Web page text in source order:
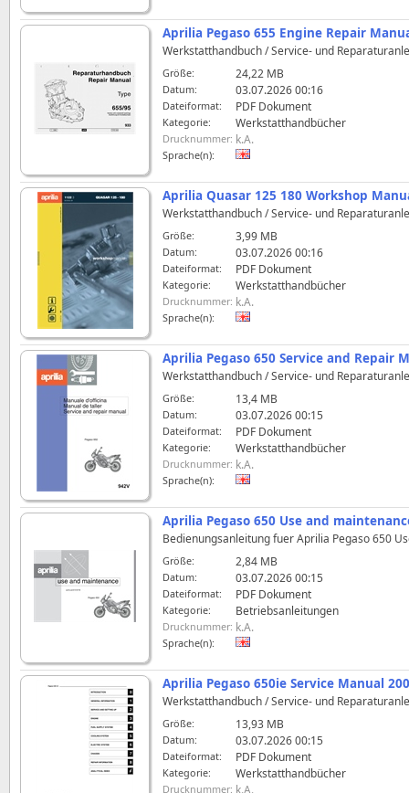
Aprilia Pegaso 655 Engine Repair
Werkstatthandbuch / Service- und
Größe: 24,22 MB
Datum: 03.07.2026 00:16
Dateiformat: PDF Dokument
Kategorie: Werkstatthandbücher
Drucknummer: k.A.
Sprache(n):
Aprilia Quasar 125 180 Workshop
Werkstatthandbuch / Service- und
Größe: 3,99 MB
Datum: 03.07.2026 00:16
Dateiformat: PDF Dokument
Kategorie: Werkstatthandbücher
Drucknummer: k.A.
Sprache(n):
Aprilia Pegaso 650 Service and Repair
Werkstatthandbuch / Service- und
Größe: 13,4 MB
Datum: 03.07.2026 00:15
Dateiformat: PDF Dokument
Kategorie: Werkstatthandbücher
Drucknummer: k.A.
Sprache(n):
Aprilia Pegaso 650 Use and
Bedienungsanleitung fuer Aprilia Pegaso 650
Größe: 2,84 MB
Datum: 03.07.2026 00:15
Dateiformat: PDF Dokument
Kategorie: Betriebsanleitungen
Drucknummer: k.A.
Sprache(n):
Aprilia Pegaso 650ie Service Manual
Werkstatthandbuch / Service- und
Größe: 13,93 MB
Datum: 03.07.2026 00:15
Dateiformat: PDF Dokument
Kategorie: Werkstatthandbücher
Drucknummer: k.A.